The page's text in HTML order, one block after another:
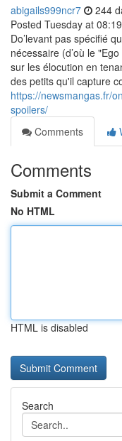
abigails999ncr7 244
Posted Tuesday at
Do’levant pas spécifié
nécessaire (d’où le
sur les élocution en
des petits qu'il capture
https://newsmangas.fr/
spoilers/
Comments
Comments
Submit a Comment
No HTML
HTML is disabled
Search